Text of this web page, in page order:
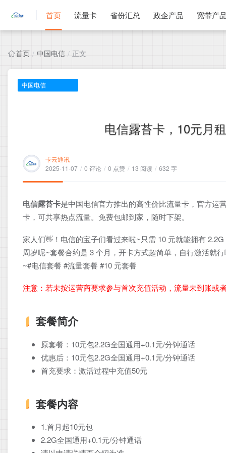
首页 流量卡 省份汇总 政企产品 宽带产
首页 / 中国电信 / 正文
中国电信
电信露苔卡，10元月
卡云通讯
2025-11-07 / 0 评论 / 0 点赞 / 13 阅读 / 632 字
电信露苔卡是中国电信官方推出的高性价比流量卡，官方运
卡，可共享热点流量。免费包邮到家，随时下架。
家人们👋！电信的宝子们看过来啦~只需 10 元就能拥有
周岁呢~套餐合约是 3 个月，开卡方式超简单，自行激活就
~#电信套餐 #流量套餐 #10 元套餐
注意：若未按运营商要求参与首次充值活动，流量未到账或
套餐简介
原套餐：10元包2.2G全国通用+0.1元/分钟通话
优惠后：10元包2.2G全国通用+0.1元/分钟通话
首充要求：激活过程中充值50元
套餐内容
1.首月起10元包
2.2G全国通用+0.1元/分钟通话